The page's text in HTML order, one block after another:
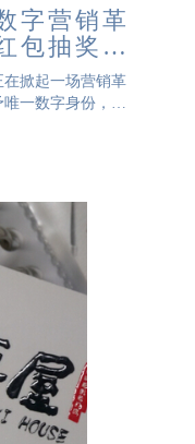
字营销革
包抽奖积
掀起一场营销革
一数字身份，不
验真即营销”的新
体验。 传统营销